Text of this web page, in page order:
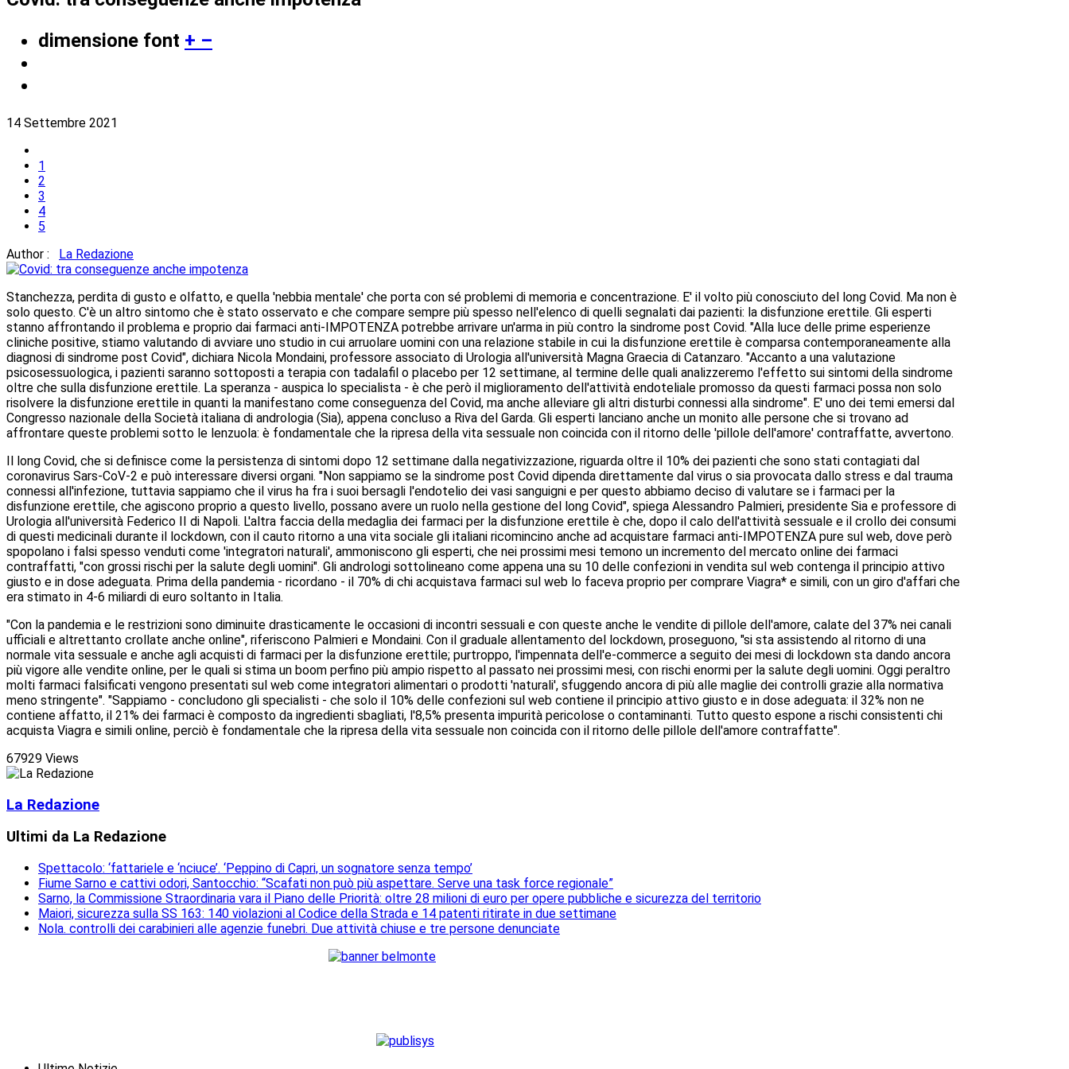
dimensione font + –
14 Settembre 2021
1
2
3
4
5
Author : La Redazione
Stanchezza, perdita di gusto e olfatto, e quella 'nebbia mentale' che porta con sé problemi di memoria e concentrazione. E' il volto più conosciuto del long Covid. Ma non è
solo questo. C'è un altro sintomo che è stato osservato e che compare sempre più spesso nell'elenco di quelli segnalati dai pazienti: la disfunzione erettile. Gli esperti
stanno affrontando il problema e proprio dai farmaci anti-IMPOTENZA potrebbe arrivare un'arma in più contro la sindrome post Covid. "Alla luce delle prime esperienze
cliniche positive, stiamo valutando di avviare uno studio in cui arruolare uomini con una relazione stabile in cui la disfunzione erettile è comparsa contemporaneamente alla
diagnosi di sindrome post Covid", dichiara Nicola Mondaini, professore associato di Urologia all'università Magna Graecia di Catanzaro. "Accanto a una valutazione
psicosessuologica, i pazienti saranno sottoposti a terapia con tadalafil o placebo per 12 settimane, al termine delle quali analizzeremo l'effetto sui sintomi della sindrome
oltre che sulla disfunzione erettile. La speranza - auspica lo specialista - è che però il miglioramento dell'attività endoteliale promosso da questi farmaci possa non solo
risolvere la disfunzione erettile in quanti la manifestano come conseguenza del Covid, ma anche alleviare gli altri disturbi connessi alla sindrome". E' uno dei temi emersi dal
Congresso nazionale della Società italiana di andrologia (Sia), appena concluso a Riva del Garda. Gli esperti lanciano anche un monito alle persone che si trovano ad
affrontare queste problemi sotto le lenzuola: è fondamentale che la ripresa della vita sessuale non coincida con il ritorno delle 'pillole dell'amore' contraffatte, avvertono.
Il long Covid, che si definisce come la persistenza di sintomi dopo 12 settimane dalla negativizzazione, riguarda oltre il 10% dei pazienti che sono stati contagiati dal
coronavirus Sars-CoV-2 e può interessare diversi organi. "Non sappiamo se la sindrome post Covid dipenda direttamente dal virus o sia provocata dallo stress e dal trauma
connessi all'infezione, tuttavia sappiamo che il virus ha fra i suoi bersagli l'endotelio dei vasi sanguigni e per questo abbiamo deciso di valutare se i farmaci per la
disfunzione erettile, che agiscono proprio a questo livello, possano avere un ruolo nella gestione del long Covid", spiega Alessandro Palmieri, presidente Sia e professore di
Urologia all'università Federico II di Napoli. L'altra faccia della medaglia dei farmaci per la disfunzione erettile è che, dopo il calo dell'attività sessuale e il crollo dei consumi
di questi medicinali durante il lockdown, con il cauto ritorno a una vita sociale gli italiani ricomincino anche ad acquistare farmaci anti-IMPOTENZA pure sul web, dove però
spopolano i falsi spesso venduti come 'integratori naturali', ammoniscono gli esperti, che nei prossimi mesi temono un incremento del mercato online dei farmaci
contraffatti, "con grossi rischi per la salute degli uomini". Gli andrologi sottolineano come appena una su 10 delle confezioni in vendita sul web contenga il principio attivo
giusto e in dose adeguata. Prima della pandemia - ricordano - il 70% di chi acquistava farmaci sul web lo faceva proprio per comprare Viagra* e simili, con un giro d'affari che
era stimato in 4-6 miliardi di euro soltanto in Italia.
"Con la pandemia e le restrizioni sono diminuite drasticamente le occasioni di incontri sessuali e con queste anche le vendite di pillole dell'amore, calate del 37% nei canali
ufficiali e altrettanto crollate anche online", riferiscono Palmieri e Mondaini. Con il graduale allentamento del lockdown, proseguono, "si sta assistendo al ritorno di una
normale vita sessuale e anche agli acquisti di farmaci per la disfunzione erettile; purtroppo, l'impennata dell'e-commerce a seguito dei mesi di lockdown sta dando ancora
più vigore alle vendite online, per le quali si stima un boom perfino più ampio rispetto al passato nei prossimi mesi, con rischi enormi per la salute degli uomini. Oggi peraltro
molti farmaci falsificati vengono presentati sul web come integratori alimentari o prodotti 'naturali', sfuggendo ancora di più alle maglie dei controlli grazie alla normativa
meno stringente". "Sappiamo - concludono gli specialisti - che solo il 10% delle confezioni sul web contiene il principio attivo giusto e in dose adeguata: il 32% non ne
contiene affatto, il 21% dei farmaci è composto da ingredienti sbagliati, l'8,5% presenta impurità pericolose o contaminanti. Tutto questo espone a rischi consistenti chi
acquista Viagra e simili online, perciò è fondamentale che la ripresa della vita sessuale non coincida con il ritorno delle pillole dell'amore contraffatte".
67929 Views
La Redazione
Ultimi da La Redazione
Spettacolo: ‘fattariele e ‘nciuce’. ‘Peppino di Capri, un sognatore senza tempo’
Fiume Sarno e cattivi odori, Santocchio: “Scafati non può più aspettare. Serve una task force regionale”
Sarno, la Commissione Straordinaria vara il Piano delle Priorità: oltre 28 milioni di euro per opere pubbliche e sicurezza del territorio
Maiori, sicurezza sulla SS 163: 140 violazioni al Codice della Strada e 14 patenti ritirate in due settimane
Nola. controlli dei carabinieri alle agenzie funebri. Due attività chiuse e tre persone denunciate